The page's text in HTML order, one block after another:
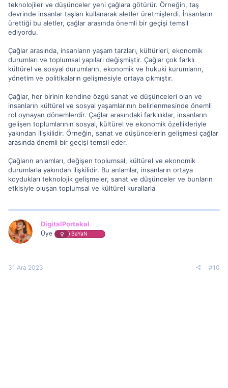
teknolojiler ve düşünceler yeni çağlara götürür. Örneğin, taş
devrinde insanlar taşları kullanarak aletler üretmişlerdi. İnsanların
ürettiği bu aletler, çağlar arasında önemli bir geçişi temsil
ediyordu.
Çağlar arasında, insanların yaşam tarzları, kültürleri, ekonomik
durumları ve toplumsal yapıları değişmiştir. Çağlar çok farklı
kültürel ve sosyal durumların, ekonomik ve hukuki kurumların,
yönetim ve politikaların gelişmesiyle ortaya çıkmıştır.
Çağlar, her birinin kendine özgü sanat ve düşünceleri olan ve
insanların kültürel ve sosyal yaşamlarının belirlenmesinde önemli
rol oynayan dönemlerdir. Çağlar arasındaki farklılıklar, insanların
gelişen toplumlarının sosyal, kültürel ve ekonomik özellikleriyle
yakından ilişkilidir. Örneğin, sanat ve düşüncelerin gelişmesi çağlar
arasında önemli bir geçişi temsil eder.
Çağların anlamları, değişen toplumsal, kültürel ve ekonomik
durumlarla yakından ilişkilidir. Bu anlamlar, insanların ortaya
koydukları teknolojik gelişmeler, sanat ve düşünceler ve bunların
etkisiyle oluşan toplumsal ve kültürel kurallarla
DigitalPortakal
Üye BaYaN
31 Ara 2023 #10